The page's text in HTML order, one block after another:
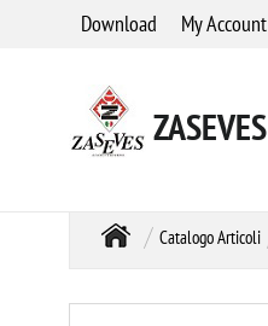
Download My Account
ZASEVES
Catalogo Articoli